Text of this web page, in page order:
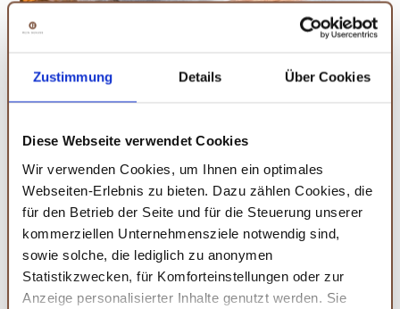
Zustimmung Details Über Cookies
Diese Webseite verwendet Cookies
Wir verwenden Cookies, um Ihnen ein optimales
Webseiten-Erlebnis zu bieten. Dazu zählen Cookies, die
für den Betrieb der Seite und für die Steuerung unserer
kommerziellen Unternehmensziele notwendig sind,
sowie solche, die lediglich zu anonymen
Statistikzwecken, für Komforteinstellungen oder zur
Anzeige personalisierter Inhalte genutzt werden. Sie
Veganer Frischkäse - die leckere, gesunde
Veganen Frischkäsekannst du ganz einfach daheim selber
zubereiten.
Alles was du dafür brauchst ist:
250 g Tofu Naturtofu (weich bis mittelfest, oder Seitan)
1 TL Salz